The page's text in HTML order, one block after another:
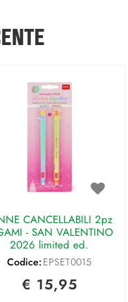
CANCELLABILI 2pz
- SAN VALENTINO
2026 limited ed.
Codice: EPSET0015
€ 15,95